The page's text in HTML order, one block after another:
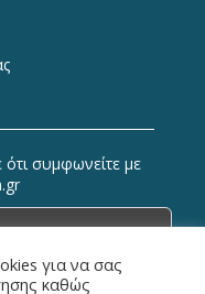
συμφωνείτε με
για να σας
καθώς